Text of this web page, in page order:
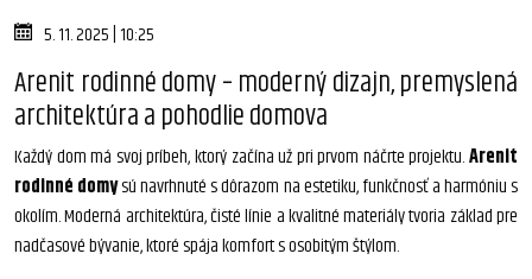
5. 11. 2025 | 10:25
Arenit rodinné domy – moderný dizajn, premyslená
architektúra a pohodlie domova
Každý dom má svoj príbeh, ktorý začína už pri prvom náčrte projektu.Arenit
rodinné domysú navrhnuté s dôrazom na estetiku, funkčnosť a harmóniu s
okolím. Moderná architektúra, čisté línie a kvalitné materiály tvoria základ pre
nadčasové bývanie, ktoré spája komfort s osobitým štýlom.